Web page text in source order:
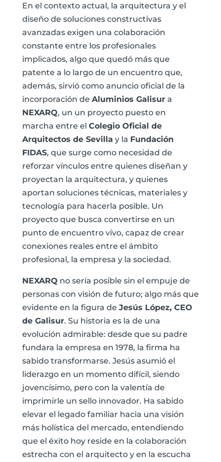
En el contexto actual, la arquitectura y el
diseño de soluciones constructivas
avanzadas exigen una colaboración
constante entre los profesionales
implicados, algo que quedó más que
patente a lo largo de un encuentro que,
además, sirvió como anuncio oficial de la
incorporación de Aluminios Galisura
NEXARQ, un un proyecto puesto en
marcha entre el Colegio Oficial de
Arquitectos de Sevilla y la Fundación
FIDAS, que surge como necesidad de
reforzar vínculos entre quienes diseñan y
proyectan la arquitectura, y quienes
aportan soluciones técnicas, materiales y
tecnología para hacerla posible. Un
proyecto que busca convertirse en un
punto de encuentro vivo, capaz de crear
conexiones reales entre el ámbito
profesional, la empresa y la sociedad.
NEXARQ no sería posible sin el empuje de
personas con visión de futuro; algo más que
evidente en la figura de Jesús López, CEO
de Galisur. Su historia es la de una
evolución admirable: desde que su padre
fundara la empresa en 1978, la firma ha
sabido transformarse. Jesús asumió el
liderazgo en un momento difícil, siendo
jovencísimo, pero con la valentía de
imprimirle un sello innovador. Ha sabido
elevar el legado familiar hacia una visión
más holística del mercado, entendiendo
que el éxito hoy reside en la colaboración
estrecha con el arquitecto y en la escucha